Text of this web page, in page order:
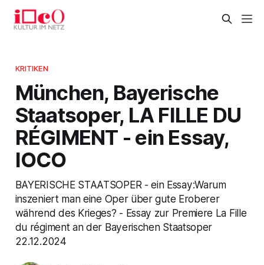
KRITIKEN
München, Bayerische
Staatsoper, LA FILLE DU
RÉGIMENT - ein Essay,
IOCO
BAYERISCHE STAATSOPER - ein Essay:Warum
inszeniert man eine Oper über gute Eroberer
während des Krieges? - Essay zur Premiere La Fille
du régiment an der Bayerischen Staatsoper
22.12.2024